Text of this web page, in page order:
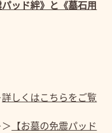
ッド絆》と《墓石用
詳しくはこちらをご覧
【お墓の免震パッド